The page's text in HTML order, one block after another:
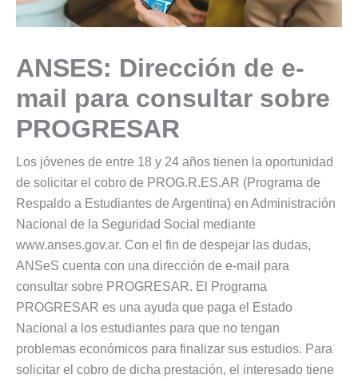
ANSES: Dirección de e-
mail para consultar sobre
PROGRESAR
Los jóvenes de entre 18 y 24 años tienen la oportunidad
de solicitar el cobro de PROG.R.ES.AR (Programa de
Respaldo a Estudiantes de Argentina) en Administración
Nacional de la Seguridad Social mediante
www.anses.gov.ar. Con el fin de despejar las dudas,
ANSeS cuenta con una dirección de e-mail para
consultar sobre PROGRESAR. El Programa
PROGRESAR es una ayuda que paga el Estado
Nacional a los estudiantes para que no tengan
problemas económicos para finalizar sus estudios. Para
solicitar el cobro de dicha prestación, el interesado tiene